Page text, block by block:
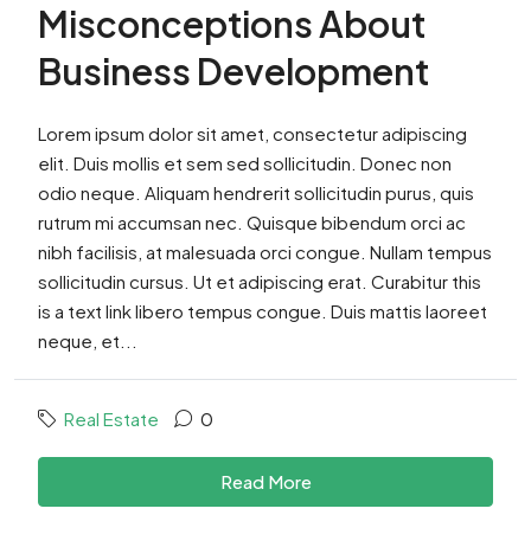
Misconceptions About
Business Development
Lorem ipsum dolor sit amet, consectetur adipiscing
elit. Duis mollis et sem sed sollicitudin. Donec non
odio neque. Aliquam hendrerit sollicitudin purus, quis
rutrum mi accumsan nec. Quisque bibendum orci ac
nibh facilisis, at malesuada orci congue. Nullam tempus
sollicitudin cursus. Ut et adipiscing erat. Curabitur this
is a text link libero tempus congue. Duis mattis laoreet
neque, et...
Real Estate 0
Read More